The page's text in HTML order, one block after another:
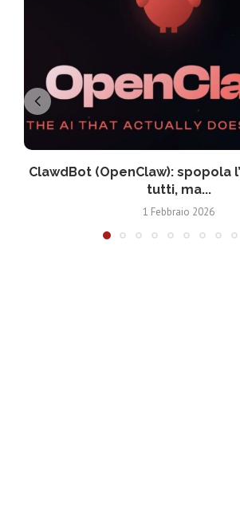
ClawdBot (OpenClaw): spopola
tutti, ma...
1 Febbraio 2026